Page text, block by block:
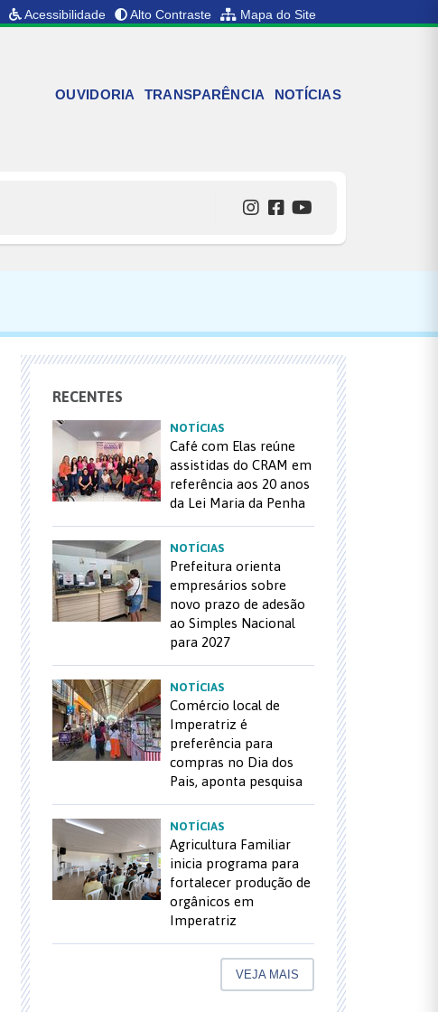
Acessibilidade Alto Contraste Mapa do Site
OUVIDORIA TRANSPARÊNCIA NOTÍCIAS
RECENTES
NOTÍCIAS
Café com Elas reúne
assistidas do CRAM em
referência aos 20 anos
da Lei Maria da Penha
NOTÍCIAS
Prefeitura orienta
empresários sobre
novo prazo de adesão
ao Simples Nacional
para 2027
NOTÍCIAS
Comércio local de
Imperatriz é
preferência para
compras no Dia dos
Pais, aponta pesquisa
NOTÍCIAS
Agricultura Familiar
inicia programa para
fortalecer produção de
orgânicos em
Imperatriz
VEJA MAIS